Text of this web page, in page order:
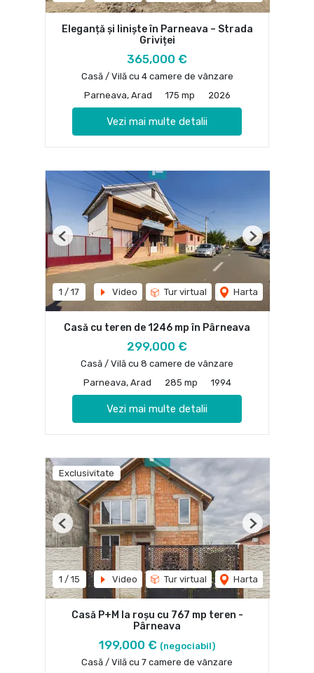
Eleganță și liniște în Parneava – Strada
Griviței
365,000 €
Casă / Vilă cu 4 camere de vânzare
Parneava, Arad
175 mp 2026
Vezi mai multe detalii
1 / 17 Video Tur virtual Harta
Previous Next
Casă cu teren de 1246 mp în Pârneava
299,000 €
Casă / Vilă cu 8 camere de vânzare
Parneava, Arad
285 mp 1994
Vezi mai multe detalii
Exclusivitate
1 / 15 Video Tur virtual Harta
Previous Next
Casă P+M la roșu cu 767 mp teren -
Pârneava
199,000 € (negociabil)
Casă / Vilă cu 7 camere de vânzare